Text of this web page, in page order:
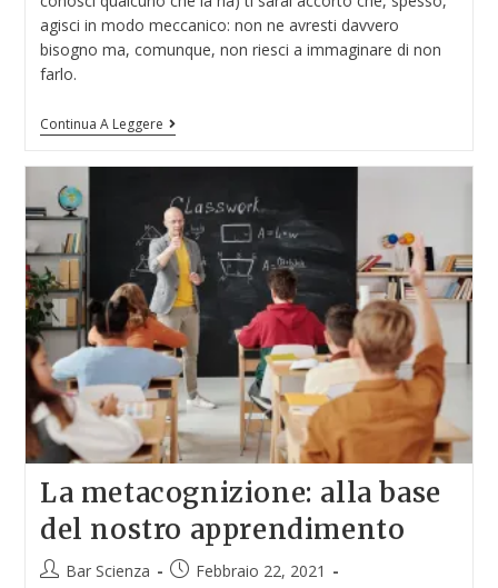
agisci in modo meccanico: non ne avresti davvero
bisogno ma, comunque, non riesci a immaginare di non
farlo.
Continua A Leggere
La metacognizione: alla base
del nostro apprendimento
Bar Scienza
Febbraio 22, 2021